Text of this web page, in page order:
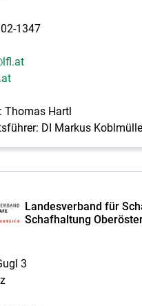
1347
Thomas Hartl
DI Markus
Landesverband für
Schafhaltung
3